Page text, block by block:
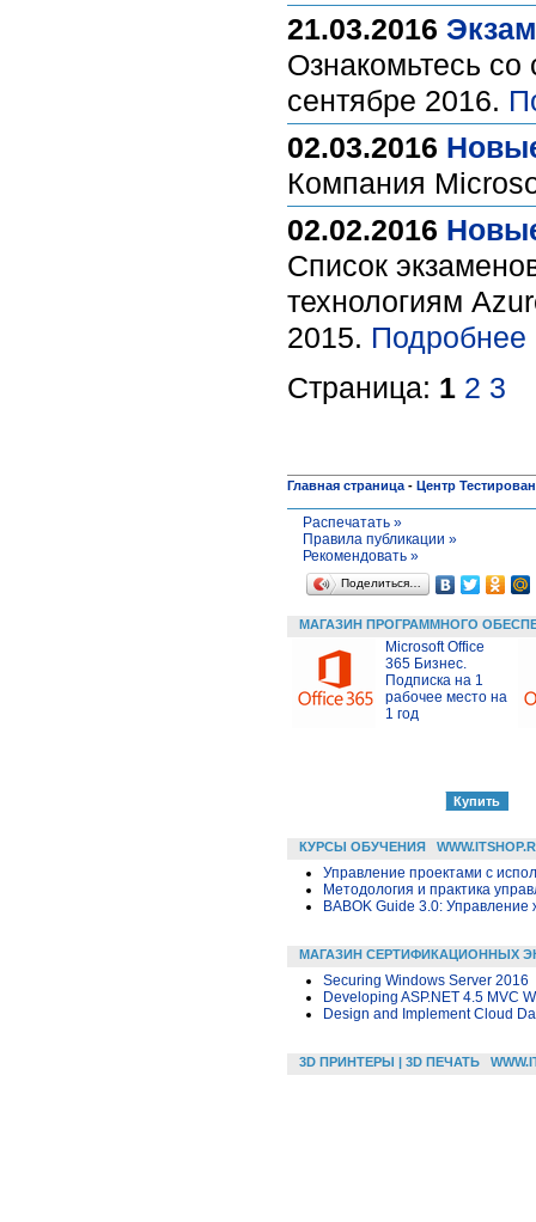
21.03.2016
Ознакомьтесь
сентябре 2016.
02.03.2016
Компания
02.02.2016
Список
технологиям
2015. Подробнее
Страница: 1 2 3
Главная страница - Центр
Распечатать »
Правила публикации »
Рекомендовать »
Поделиться…
МАГАЗИН ПРОГРАММНОГО
Microsoft Office
365 Бизнес.
Подписка на 1
рабочее место на
1 год
КУРСЫ ОБУЧЕНИЯ
Управление проектами с
Методология и практика
BABOK Guide 3.0:
МАГАЗИН СЕРТИФИКАЦИОННЫХ
Securing Windows Server 2016
Developing ASP.NET 4.5 MVC
Design and Implement Cloud
3D ПРИНТЕРЫ | 3D ПЕЧАТЬ